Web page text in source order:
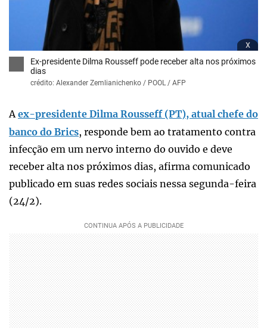
x
Ex-presidente Dilma Rousseff pode receber alta nos próximos
dias
crédito: Alexander Zemlianichenko / POOL / AFP
A ex-presidente Dilma Rousseff (PT), atual chefe do
banco do Brics, responde bem ao tratamento contra
infecção em um nervo interno do ouvido e deve
receber alta nos próximos dias, afirma comunicado
publicado em suas redes sociais nessa segunda-feira
(24/2).